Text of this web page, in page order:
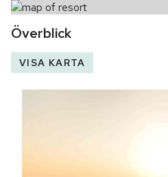
Överblick
VISA KARTA